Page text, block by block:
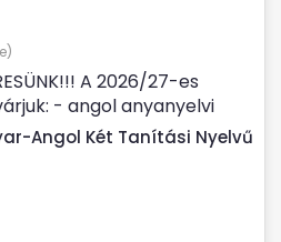
A 2026/27-es
- angol anyanyelvi
Angol Két Tanítási Nyelvű